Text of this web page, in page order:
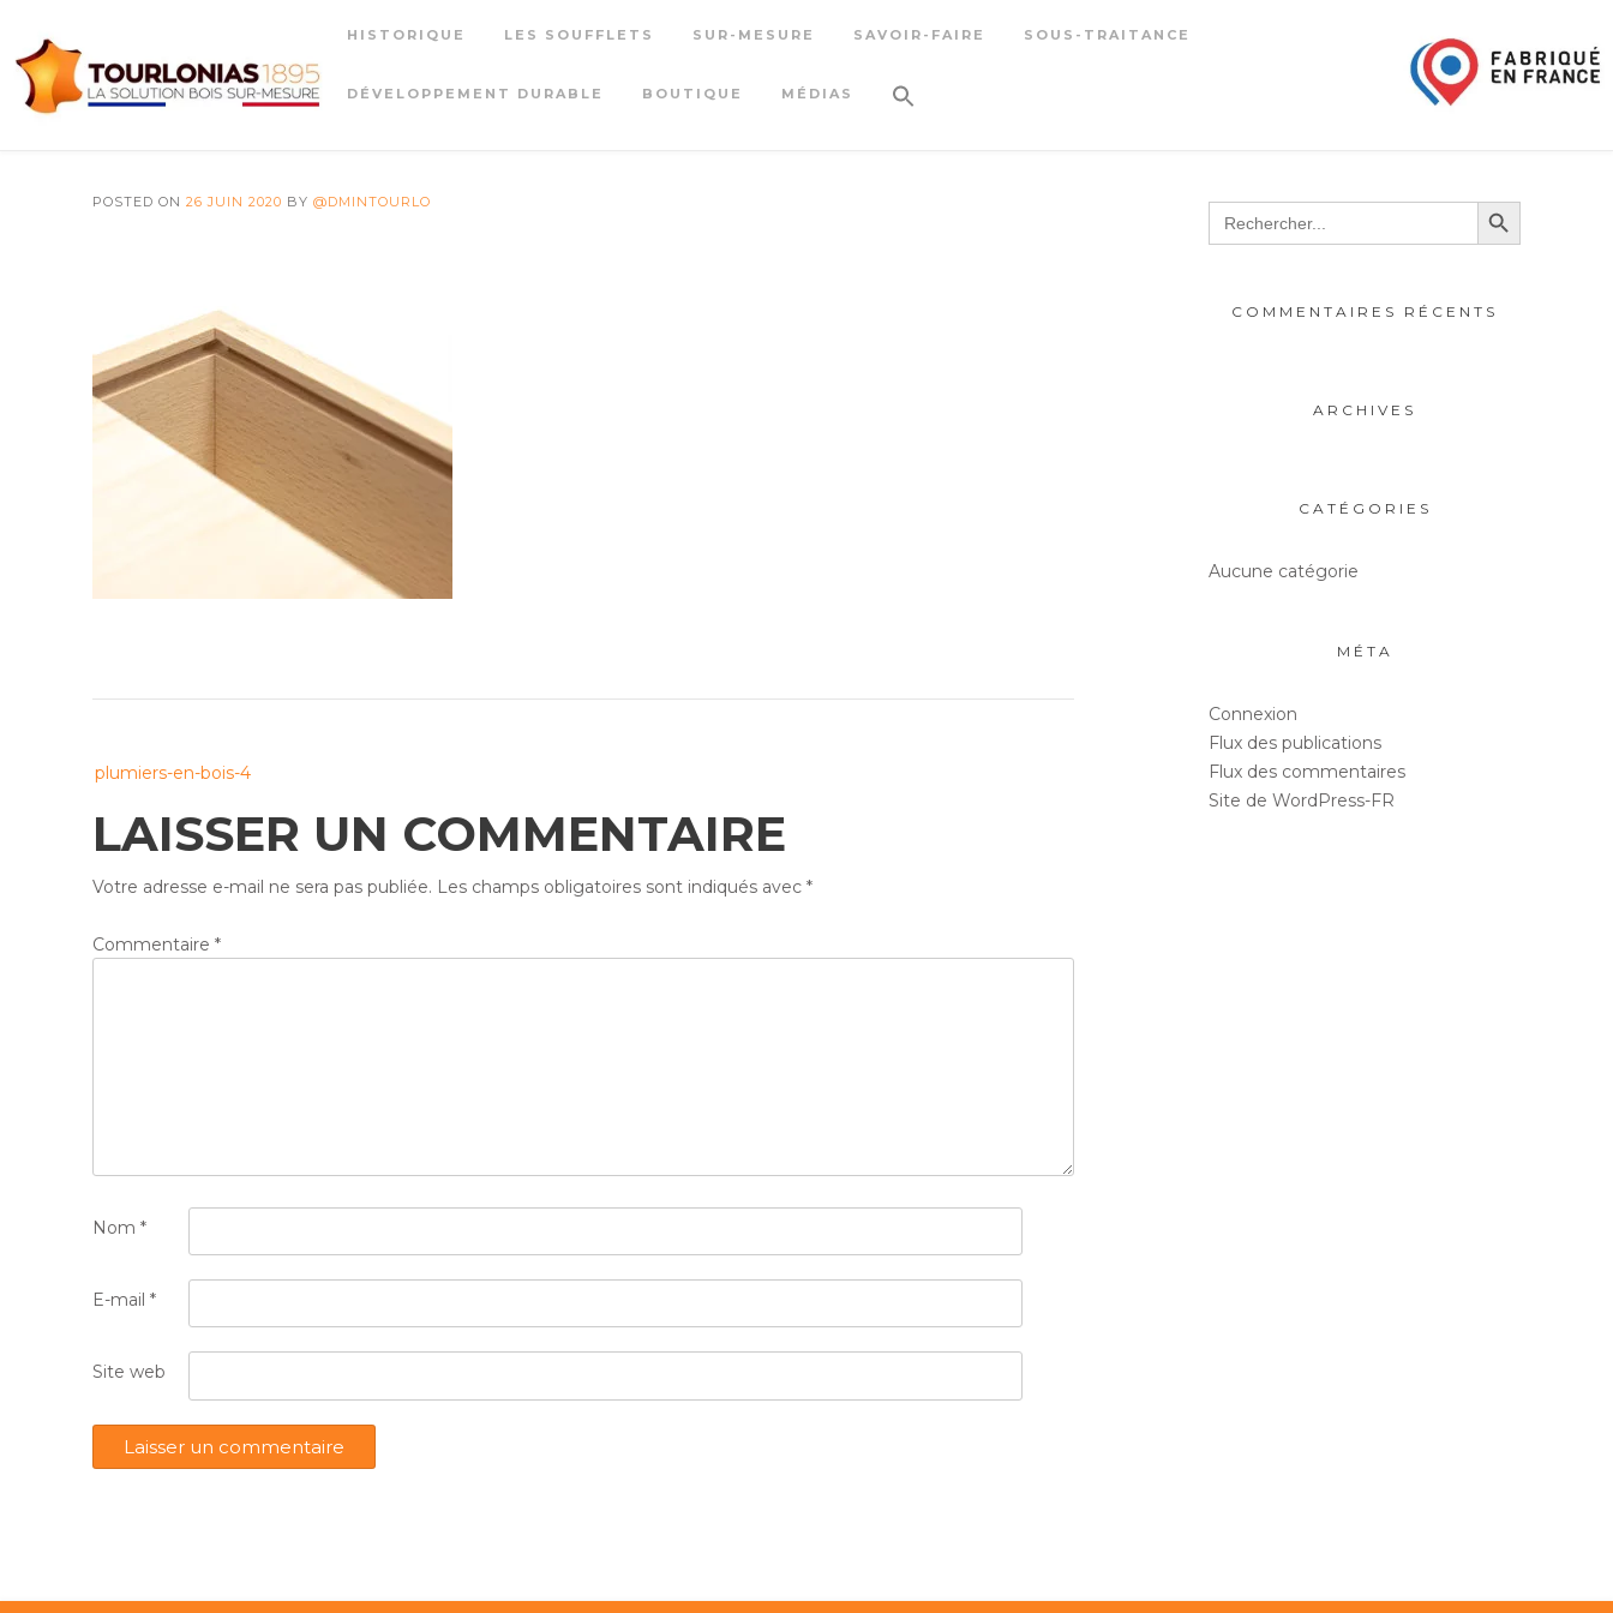
content
HISTORIQUE LES SOUFFLETS SUR-MESURE SAVOIR-FAIRE SOUS-TRAITANCE
DÉVELOPPEMENT DURABLE BOUTIQUE MÉDIAS
POSTED ON 26 JUIN 2020 BY @DMINTOURLO
navigation
plumiers-en-bois-4
LAISSER UN COMMENTAIRE
Votre adresse e-mail ne sera pas publiée. Les champs obligatoires sont indiqués avec *
Commentaire *
Nom *
E-mail *
Site web
Search
for:
Search Button
COMMENTAIRES RÉCENTS
ARCHIVES
CATÉGORIES
Aucune catégorie
MÉTA
Connexion
Flux des publications
Flux des commentaires
Site de WordPress-FR